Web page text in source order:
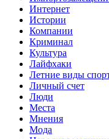
Интернет
Истории
Компании
Криминал
Культура
Лайфхаки
Летние виды
Личный счет
Люди
Места
Мнения
Мода